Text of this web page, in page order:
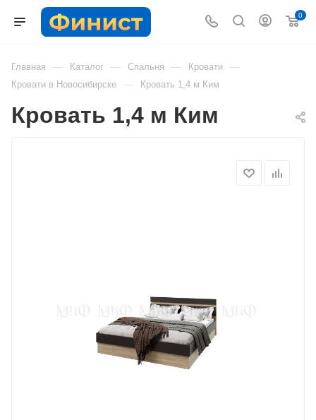
0
Главная — Каталог — Спальня — Кровати —
Кровати в Новосибирске — Кровать 1,4 м Ким
Кровать 1,4 м Ким